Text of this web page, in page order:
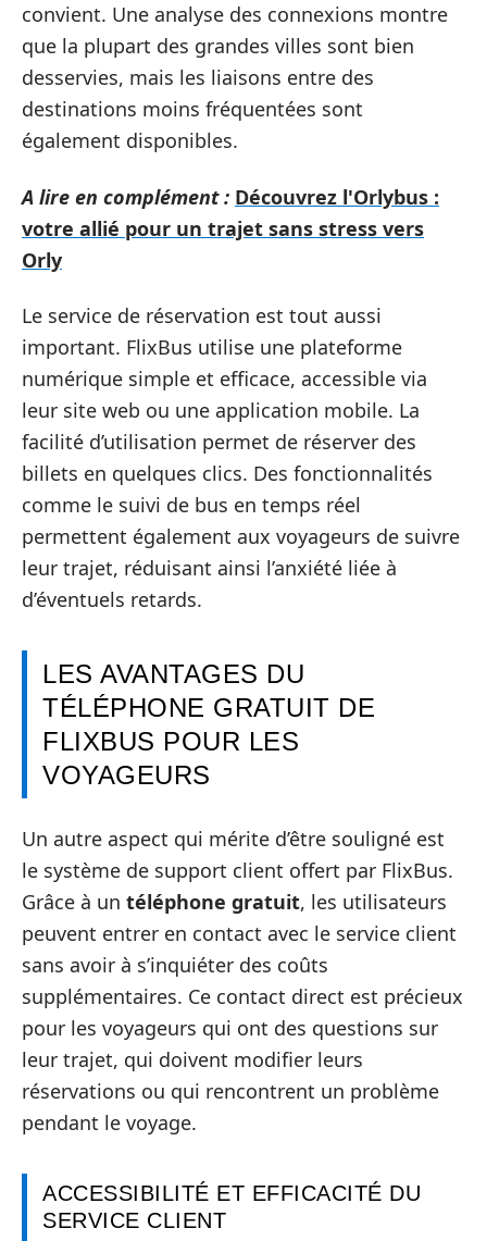
convient. Une analyse des connexions montre
que la plupart des grandes villes sont bien
desservies, mais les liaisons entre des
destinations moins fréquentées sont
également disponibles.
A lire en complément : Découvrez l'Orlybus :
votre allié pour un trajet sans stress vers
Orly
Le service de réservation est tout aussi
important. FlixBus utilise une plateforme
numérique simple et efficace, accessible via
leur site web ou une application mobile. La
facilité d’utilisation permet de réserver des
billets en quelques clics. Des fonctionnalités
comme le suivi de bus en temps réel
permettent également aux voyageurs de suivre
leur trajet, réduisant ainsi l’anxiété liée à
d’éventuels retards.
LES AVANTAGES DU
TÉLÉPHONE GRATUIT DE
FLIXBUS POUR LES
VOYAGEURS
Un autre aspect qui mérite d’être souligné est
le système de support client offert par FlixBus.
Grâce à un téléphone gratuit, les utilisateurs
peuvent entrer en contact avec le service client
sans avoir à s’inquiéter des coûts
supplémentaires. Ce contact direct est précieux
pour les voyageurs qui ont des questions sur
leur trajet, qui doivent modifier leurs
réservations ou qui rencontrent un problème
pendant le voyage.
ACCESSIBILITÉ ET EFFICACITÉ DU
SERVICE CLIENT